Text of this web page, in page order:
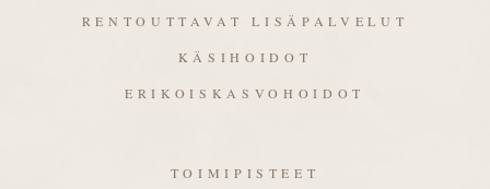
RENTOUTTAVAT LISÄPALVELUT
KÄSIHOIDOT
ERIKOISKASVOHOIDOT
TOIMIPISTEET